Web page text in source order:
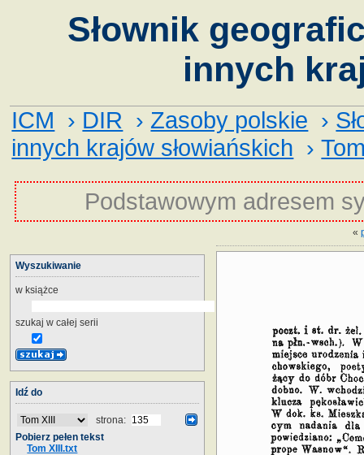
Słownik
innych
ICM › DIR › Zasoby polskie ›
innych krajów słowiańskich ›
Podstawowym adresem
«
Wyszukiwanie
w książce
szukaj w całej serii
Idź do
strona:
Pobierz pełen tekst
Tom XIII.txt